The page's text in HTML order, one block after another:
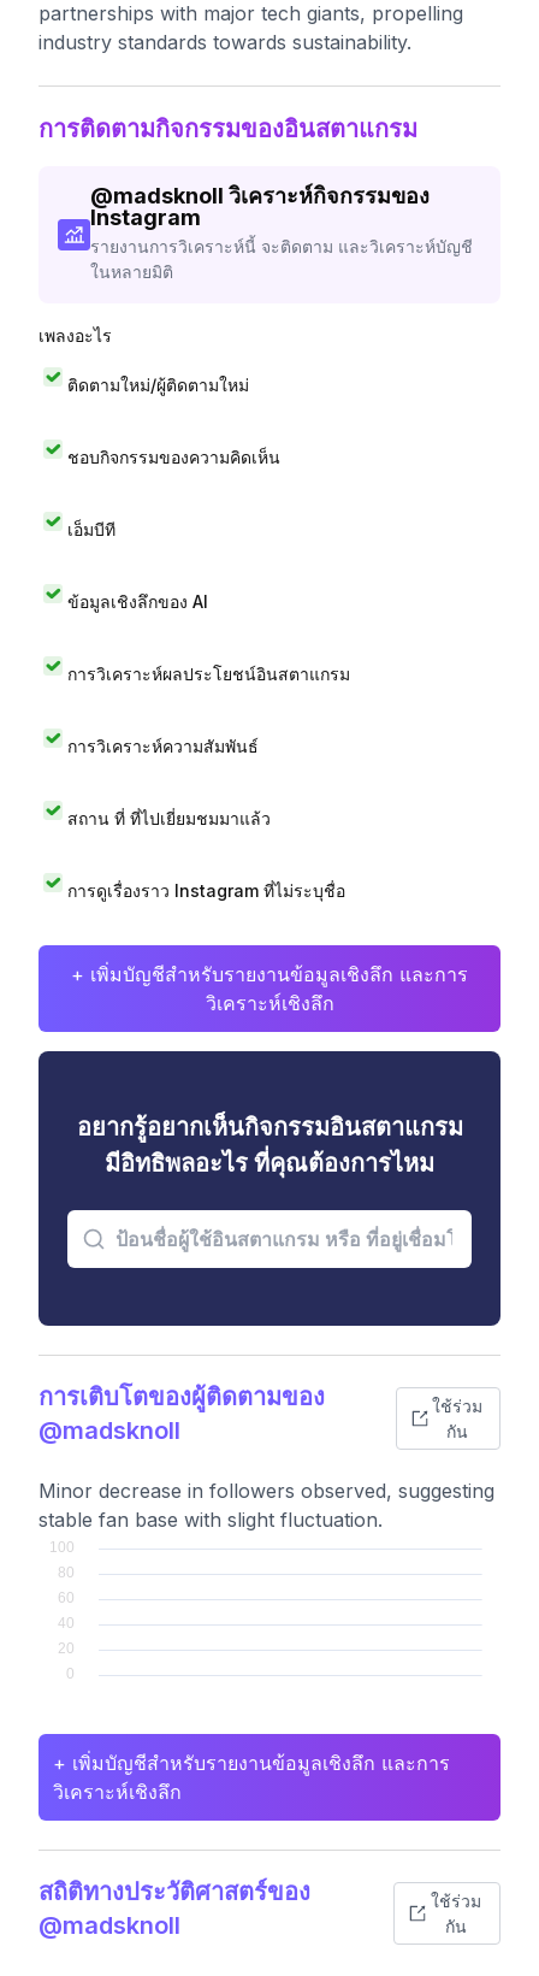
partnerships with major tech giants, propelling
industry standards towards sustainability.
การติดตามกิจกรรมของอินสตาแกรม
@madsknoll วิเคราะห์กิจกรรมของ
Instagram
รายงานการวิเคราะห์นี้ จะติดตาม และวิเคราะห์บัญชี
ในหลายมิติ
เพลงอะไร
ติดตามใหม่/ผู้ติดตามใหม่
ชอบกิจกรรมของความคิดเห็น
เอ็มบีที
ข้อมูลเชิงลึกของ AI
การวิเคราะห์ผลประโยชน์อินสตาแกรม
การวิเคราะห์ความสัมพันธ์
สถาน ที่ ที่ไปเยี่ยมชมมาแล้ว
การดูเรื่องราว Instagram ที่ไม่ระบุชื่อ
+ เพิ่มบัญชีสำหรับรายงานข้อมูลเชิงลึก และการ
วิเคราะห์เชิงลึก
อยากรู้อยากเห็นกิจกรรมอินสตาแกรม
มีอิทธิพลอะไร ที่คุณต้องการไหม
การเติบโตของผู้ติดตามของ
@madsknoll
ใช้ร่วม
กัน
Minor decrease in followers observed, suggesting
stable fan base with slight fluctuation.
+ เพิ่มบัญชีสำหรับรายงานข้อมูลเชิงลึก และการ
วิเคราะห์เชิงลึก
สถิติทางประวัติศาสตร์ของ
@madsknoll
ใช้ร่วม
กัน